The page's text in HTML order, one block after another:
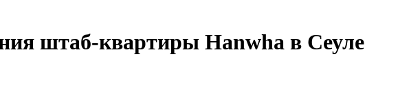
штаб-квартиры Hanwha в Сеуле